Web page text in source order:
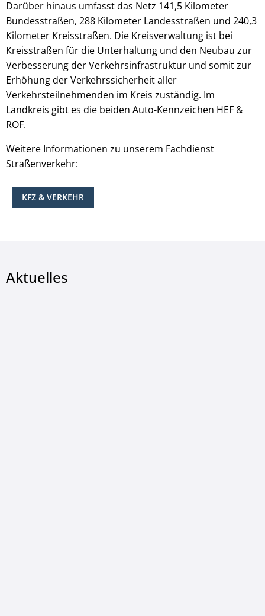
Darüber hinaus umfasst das Netz 141,5 Kilometer
Bundesstraßen, 288 Kilometer Landesstraßen und 240,3
Kilometer Kreisstraßen. Die Kreisverwaltung ist bei
Kreisstraßen für die Unterhaltung und den Neubau zur
Verbesserung der Verkehrsinfrastruktur und somit zur
Erhöhung der Verkehrssicherheit aller
Verkehrsteilnehmenden im Kreis zuständig. Im
Landkreis gibt es die beiden Auto-Kennzeichen HEF &
ROF.
Weitere Informationen zu unserem Fachdienst
Straßenverkehr:
KFZ & VERKEHR
Aktuelles